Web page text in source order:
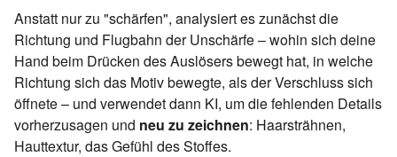
Anstatt nur zu "schärfen", analysiert es zunächst die
Richtung und Flugbahn der Unschärfe – wohin sich deine
Hand beim Drücken des Auslösers bewegt hat, in welche
Richtung sich das Motiv bewegte, als der Verschluss sich
öffnete – und verwendet dann KI, um die fehlenden Details
vorherzusagen und neu zu zeichnen: Haarsträhnen,
Hauttextur, das Gefühl des Stoffes.